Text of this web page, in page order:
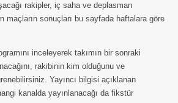
rakipler, iç saha ve deplasman
maçların sonuçları bu sayfada haftalara göre
inceleyerek takımın bir sonraki
rakibinin kim olduğunu ve
Yayıncı bilgisi açıklanan
kanalda yayınlanacağı da fikstür